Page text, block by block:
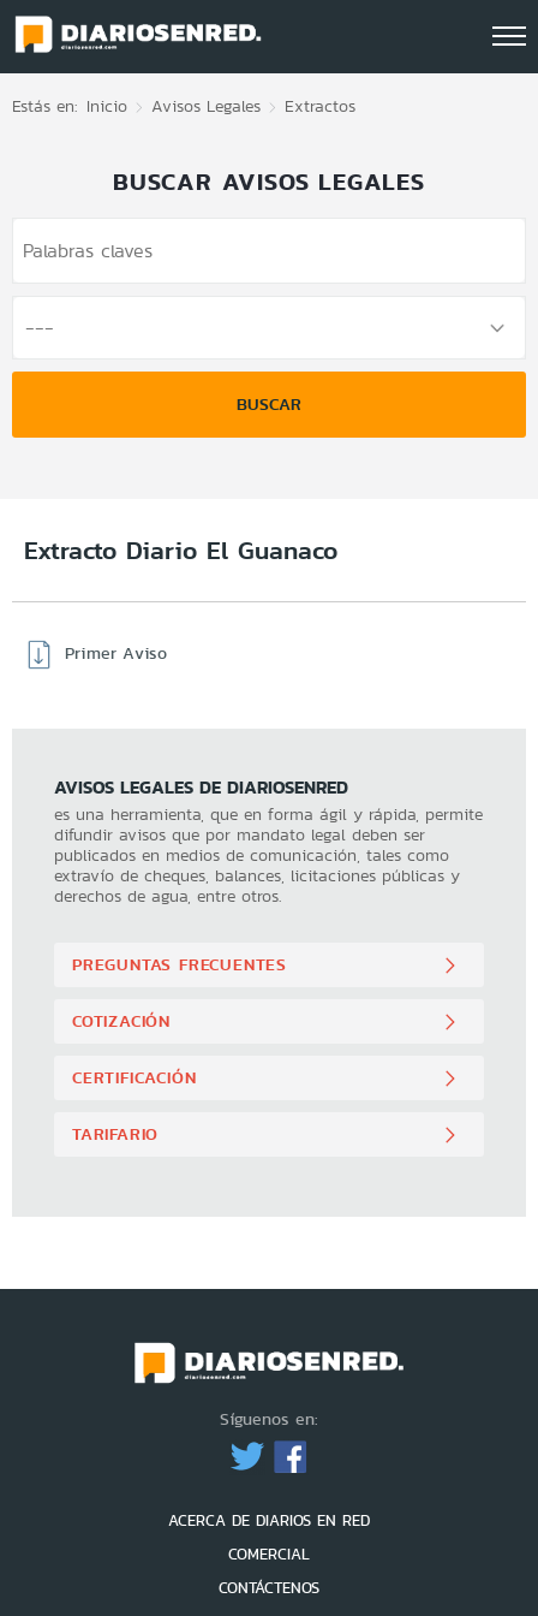
Click acá para ir directamente al contenido
Estás en: Inicio Avisos Legales Extractos
BUSCAR AVISOS LEGALES
BUSCAR
Extracto Diario El Guanaco
Primer Aviso
AVISOS LEGALES DE DIARIOSENRED
es una herramienta, que en forma ágil y rápida, permite
difundir avisos que por mandato legal deben ser
publicados en medios de comunicación, tales como
extravío de cheques, balances, licitaciones públicas y
derechos de agua, entre otros.
PREGUNTAS FRECUENTES
COTIZACIÓN
CERTIFICACIÓN
TARIFARIO
Síguenos en:
ACERCA DE DIARIOS EN RED
COMERCIAL
CONTÁCTENOS